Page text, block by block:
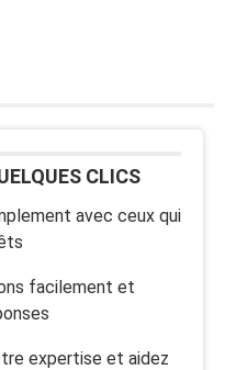
CLICS
avec ceux qui
facilement et
expertise et aidez